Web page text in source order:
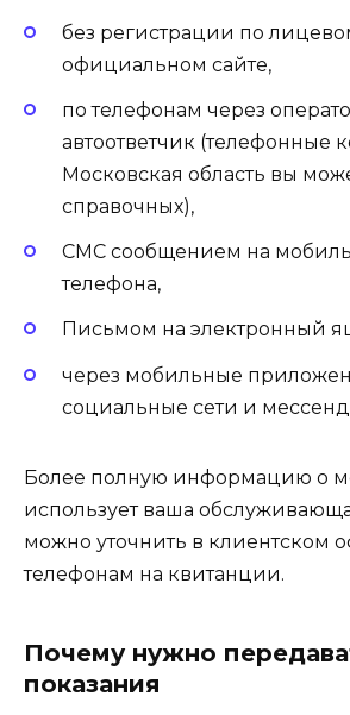
без регистрации по
официальном сайте,
по телефонам через
автоответчик (телефонные
Московская область вы
справочных),
СМС сообщением на
телефона,
Письмом на электронный
через мобильные
социальные сети и
Более полную информацию о
использует ваша
можно уточнить в клиентском
телефонам на квитанции.
Почему нужно
показания